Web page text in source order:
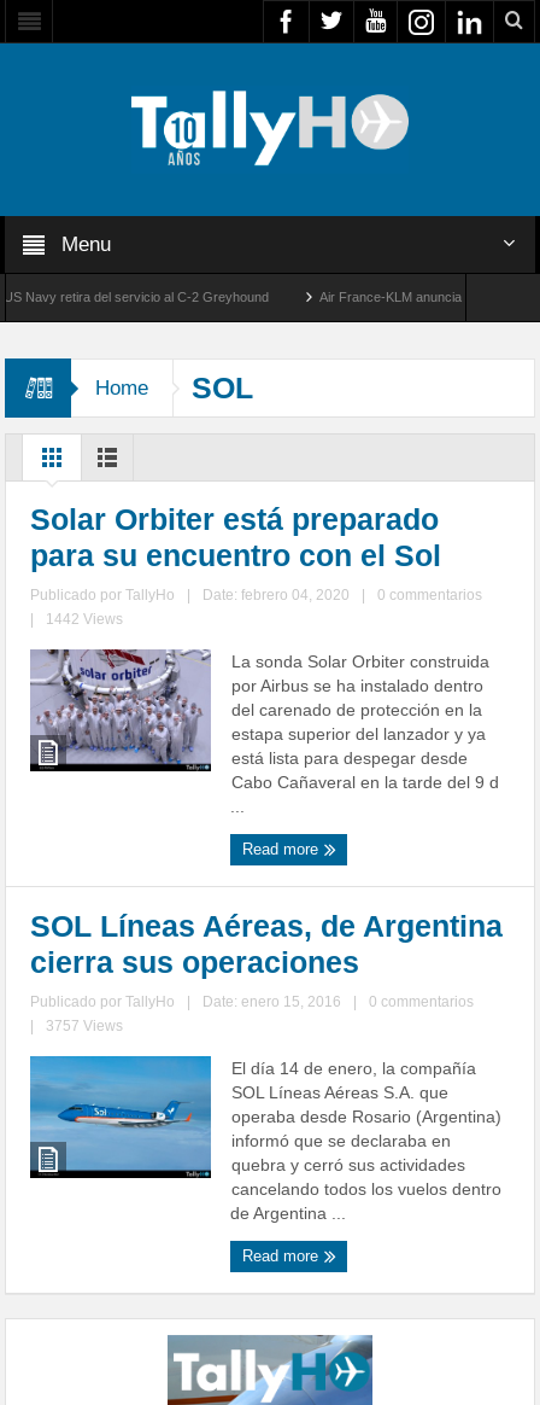
Menu
retira del servicio al C-2 Greyhound Air France-KLM anuncia a Guilhem Mallet
Home SOL
Solar Orbiter está preparado
para su encuentro con el Sol
Publicado porTallyHo Date: febrero 04, 2020
0 commentarios
1442 Views
La sonda Solar Orbiter construida
por Airbus se ha instalado dentro
del carenado de protección en la
estapa superior del lanzador y ya
está lista para despegar desde
Cabo Cañaveral en la tarde del 9 d
...
Read more
SOL Líneas Aéreas, de Argentina
cierra sus operaciones
Publicado porTallyHo Date: enero 15, 2016
0 commentarios
3757 Views
El día 14 de enero, la compañía
SOL Líneas Aéreas S.A. que
operaba desde Rosario (Argentina)
informó que se declaraba en
quebra y cerró sus actividades
cancelando todos los vuelos dentro
de Argentina ...
Read more